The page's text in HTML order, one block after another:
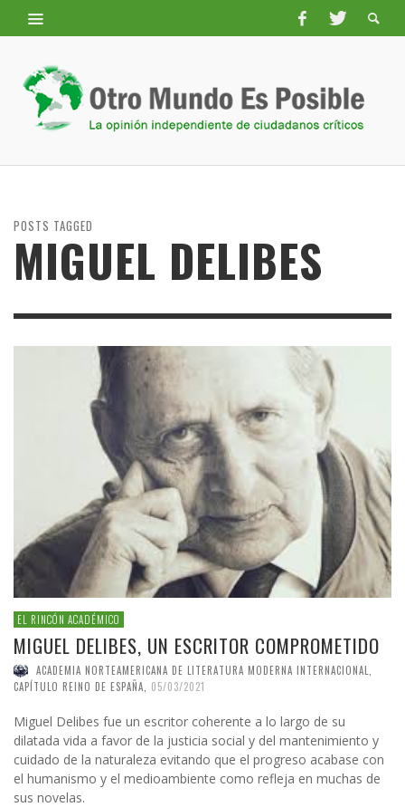
POSTS TAGGED
MIGUEL DELIBES
EL RINCÓN ACADÉMICO
MIGUEL DELIBES, UN ESCRITOR COMPROMETIDO
ACADEMIA NORTEAMERICANA DE LITERATURA MODERNA INTERNACIONAL,
CAPÍTULO REINO DE ESPAÑA
05/03/2021
Miguel Delibes fue un escritor coherente a lo largo de su
dilatada vida a favor de la justicia social y del mantenimiento y
cuidado de la naturaleza evitando que el progreso acabase con
el humanismo y el medioambiente como refleja en muchas de
sus novelas.